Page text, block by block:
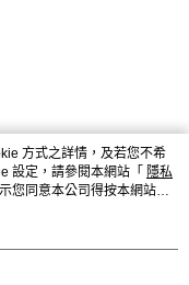
方式之詳情，及若您不希
設定，請參閱本網站「 隱私
您同意本公司得按本網站使